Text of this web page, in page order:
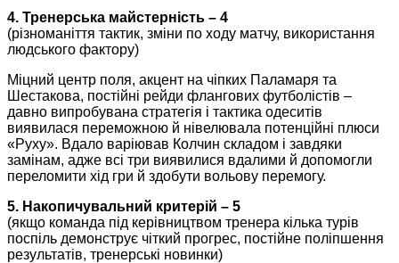
4. Тренерська майстерність – 4
(різноманіття тактик, зміни по ходу матчу, використання
людського фактору)
Міцний центр поля, акцент на чіпких Паламаря та
Шестакова, постійні рейди флангових футболістів –
давно випробувана стратегія і тактика одеситів
виявилася переможною й нівелювала потенційні плюси
«Руху». Вдало варіював Колчин складом і завдяки
замінам, адже всі три виявилися вдалими й допомогли
переломити хід гри й здобути вольову перемогу.
5. Накопичувальний критерій – 5
(якщо команда під керівництвом тренера кілька турів
поспіль демонструє чіткий прогрес, постійне поліпшення
результатів, тренерські новинки)